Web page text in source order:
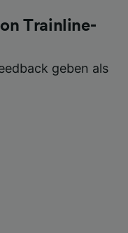
Trainline-
geben als